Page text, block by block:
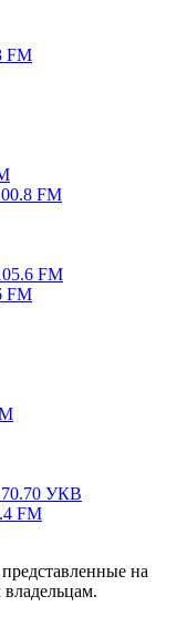
FM
FM
FM
FM
70.70 УКВ
FM
на